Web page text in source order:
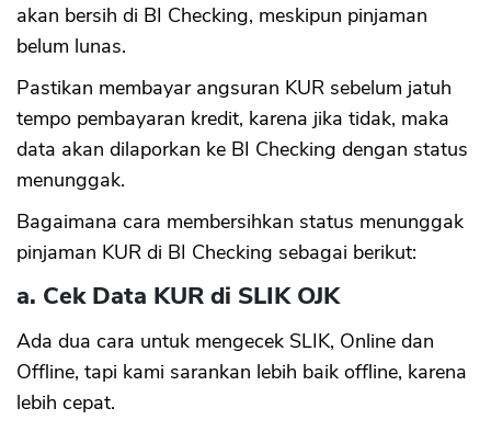
akan bersih di BI Checking, meskipun pinjaman
belum lunas.
Pastikan membayar angsuran KUR sebelum jatuh
tempo pembayaran kredit, karena jika tidak, maka
data akan dilaporkan ke BI Checking dengan status
menunggak.
Bagaimana cara membersihkan status menunggak
pinjaman KUR di BI Checking sebagai berikut:
a. Cek Data KUR di SLIK OJK
Ada dua cara untuk mengecek SLIK, Online dan
Offline, tapi kami sarankan lebih baik offline, karena
lebih cepat.